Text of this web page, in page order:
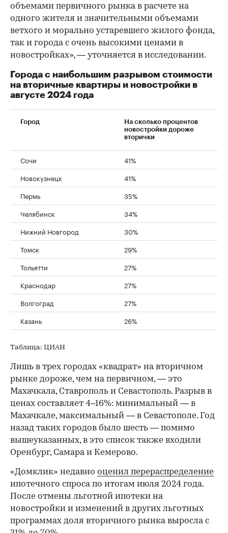
объемами первичного рынка в расчете на
одного жителя и значительными объемами
ветхого и морально устаревшего жилого фонда,
так и города с очень высокими ценами в
новостройках», — уточняется в исследовании.
Города с наибольшим разрывом стоимости
на вторичные квартиры и новостройки в
августе 2024 года
Город
На сколько процентов
новостройки дороже
вторички
Сочи
41%
Новокузнецк
41%
Пермь
35%
Челябинск
34%
Нижний Новгород
30%
Томск
29%
Тольятти
27%
Краснодар
27%
Волгоград
27%
Казань
26%
Таблица: ЦИАН
Лишь в трех городах «квадрат» на вторичном
рынке дороже, чем на первичном, — это
Махачкала, Ставрополь и Севастополь. Разрыв в
ценах составляет 4–16%: минимальный — в
Махачкале, максимальный — в Севастополе. Год
назад таких городов было шесть — помимо
вышеуказанных, в это список также входили
Оренбург, Самара и Кемерово.
«Домклик» недавно оценил перераспределение
ипотечного спроса по итогам июля 2024 года.
После отмены льготной ипотеки на
новостройки и изменений в других льготных
программах доля вторичного рынка выросла с